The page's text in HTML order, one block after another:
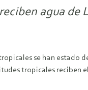
agua de
se han
tropicales reciben